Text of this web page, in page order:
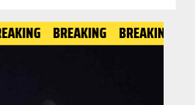
BREAKING BREAKING BREAKING